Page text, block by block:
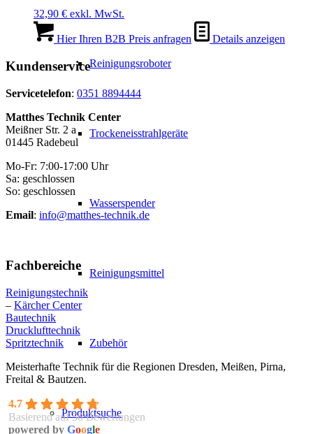
Reinigungsroboter
Trockeneisstrahlgeräte
Wasserspender
Reinigungsmittel
Zubehör
Produktsuche
32,90 € exkl. MwSt.
Hier Ihren B2B Preis anfragen Details anzeigen
Kundenservice
Servicetelefon: 0351 8894444
Matthes Technik Center
Meißner Str. 2 a
01445 Radebeul
Mo-Fr: 7:00-17:00 Uhr
Sa: geschlossen
So: geschlossen
Email: info@matthes-technik.de
Fachbereiche
Reinigungstechnik
– Kärcher Center
Bautechnik
Drucklufttechnik
Spritztechnik
Meisterhafte Technik für die Regionen Dresden, Meißen, Pirna,
Freital & Bautzen.
4.7
Basierend auf 50 Bewertungen
powered by Google